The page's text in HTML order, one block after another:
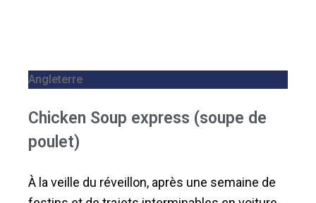
Angleterre
Chicken Soup express (soupe de
poulet)
À la veille du réveillon, après une semaine de